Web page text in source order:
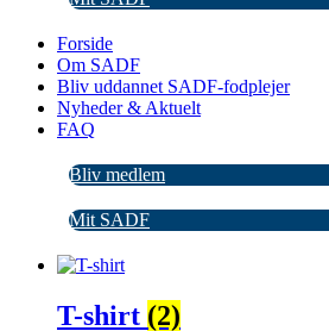
Forside
Om SADF
Bliv uddannet SADF-fodplejer
Nyheder & Aktuelt
FAQ
Bliv medlem
Mit SADF
T-shirt (2)